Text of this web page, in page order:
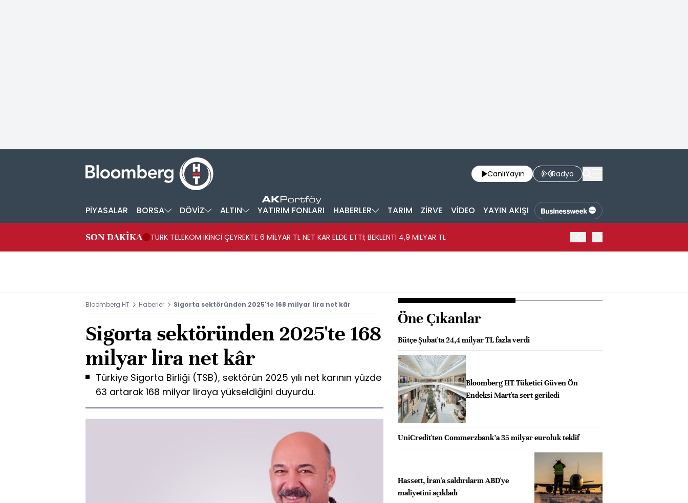
CanlıYayın Radyo
PİYASALAR BORSA DÖVİZ ALTIN YATIRIM FONLARI HABERLER TARIM ZİRVE VİDEO YAYIN AKIŞI
SON DAKİKA TÜRK TELEKOM İKİNCİ ÇEYREKTE 6 MİLYAR TL NET KAR ELDE ETTİ; BEKLENTİ 4,9 MİLYAR TL
Bloomberg HT Haberler Sigorta sektöründen 2025'te 168 milyar lira net kâr
Sigorta sektöründen 2025'te 168
milyar lira net kâr
Türkiye Sigorta Birliği (TSB), sektörün 2025 yılı net karının yüzde
63 artarak 168 milyar liraya yükseldiğini duyurdu.
Öne Çıkanlar
Bütçe Şubat'ta 24,4 milyar TL fazla verdi
Bloomberg HT Tüketici Güven Ön
Endeksi Mart'ta sert geriledi
UniCredit'ten Commerzbank’a 35 milyar euroluk teklif
Hassett, İran'a saldırıların ABD'ye
maliyetini açıkladı